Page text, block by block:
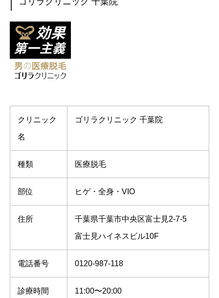
クリニック
名
ゴリラクリニック 千葉院
種類 医療脱毛
部位 ヒゲ・全身・VIO
住所 千葉県千葉市中央区富士見2-7-5
富士見ハイネスビル10F
電話番号 0120-987-118
診療時間 11:00〜20:00